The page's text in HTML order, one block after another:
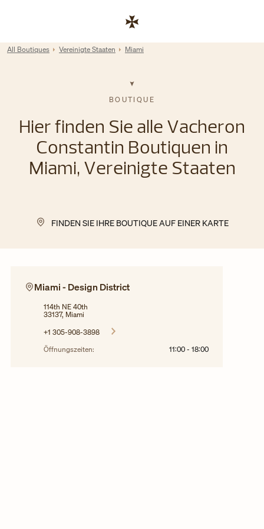
Link zur Unternehmenswebsite
Return to Nav
All Boutiques Vereinigte Staaten Miami
BOUTIQUE
Hier finden Sie alle Vacheron
Constantin Boutiquen in
Miami, Vereinigte Staaten
FINDEN SIE IHRE BOUTIQUE AUF EINER KARTE
Miami - Design District
114th NE 40th
33137, Miami
+1 305-908-3898
Öffnungszeiten:
11:00 - 18:00